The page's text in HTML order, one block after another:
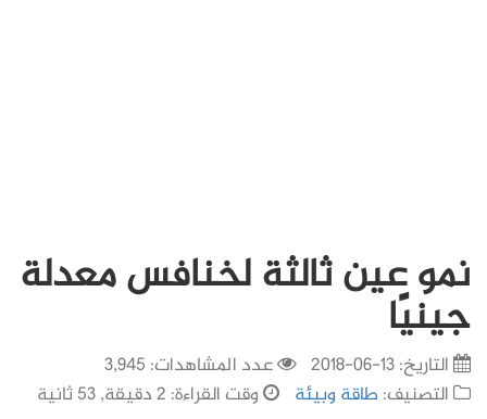
نمو عين ثالثة لخنافس معدلة
جينيًا
التاريخ:13-06-2018
عدد المشاهدات: 3,945
التصنيف: طاقة وبيئة وقت القراءة: 2 دقيقة, 53 ثانية